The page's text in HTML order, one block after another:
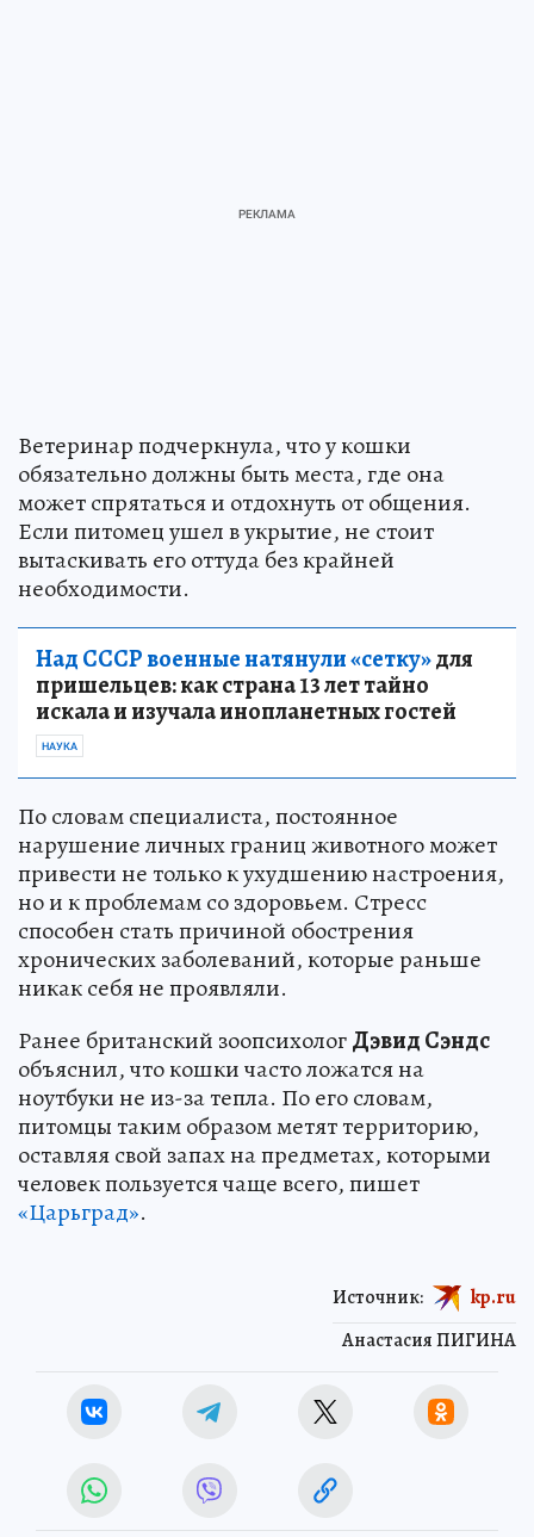
Ветеринар подчеркнула, что у кошки
обязательно должны быть места, где она
может спрятаться и отдохнуть от общения.
Если питомец ушел в укрытие, не стоит
вытаскивать его оттуда без крайней
необходимости.
Над СССР военные натянули «сетку»для
пришельцев: как страна 13 лет тайно
искала и изучала инопланетных гостей
НАУКА
По словам специалиста, постоянное
нарушение личных границ животного может
привести не только к ухудшению настроения,
но и к проблемам со здоровьем. Стресс
способен стать причиной обострения
хронических заболеваний, которые раньше
никак себя не проявляли.
Ранее британский зоопсихологДэвид Сэндс
объяснил, что кошки часто ложатся на
ноутбуки не из-за тепла. По его словам,
питомцы таким образом метят территорию,
оставляя свой запах на предметах, которыми
человек пользуется чаще всего, пишет
«Царьград».
Анастасия ПИГИНА
Источник: kp.ru